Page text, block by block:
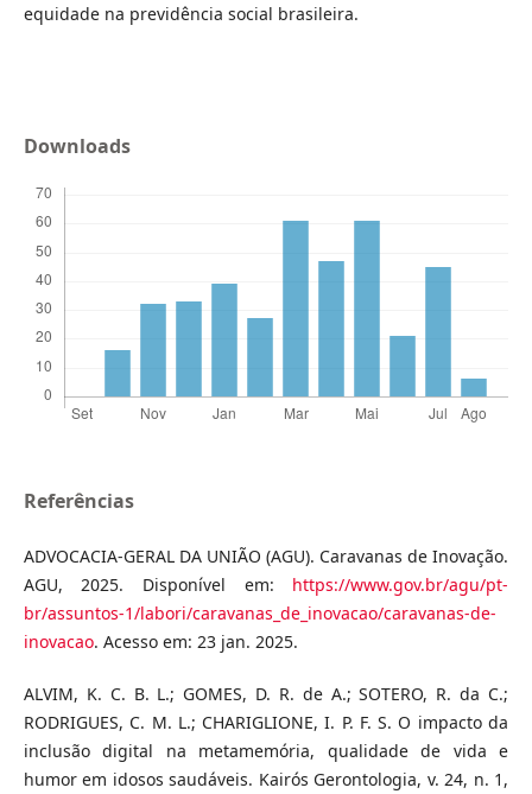
equidade na previdência social brasileira.
Downloads
Referências
ADVOCACIA-GERAL DA UNIÃO (AGU). Caravanas de Inovação.
AGU, 2025. Disponível em: https://www.gov.br/agu/pt-
br/assuntos-1/labori/caravanas_de_inovacao/caravanas-de-
inovacao. Acesso em: 23 jan. 2025.
ALVIM, K. C. B. L.; GOMES, D. R. de A.; SOTERO, R. da C.;
RODRIGUES, C. M. L.; CHARIGLIONE, I. P. F. S. O impacto da
inclusão digital na metamemória, qualidade de vida e
humor em idosos saudáveis. Kairós Gerontologia, v. 24, n. 1,